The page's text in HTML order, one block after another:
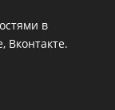
в
Вконтакте.